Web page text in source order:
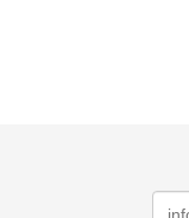
くまでワクワクし
るお色というか